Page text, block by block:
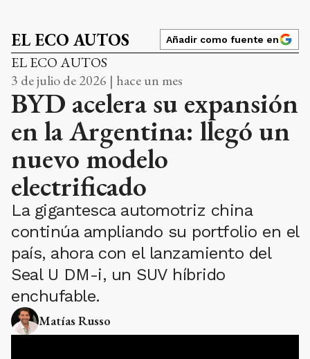
EL ECO AUTOS Añadir como fuente en
EL ECO AUTOS
3 de julio de 2026 | hace un mes
BYD acelera su expansión
en la Argentina: llegó un
nuevo modelo
electrificado
La gigantesca automotriz china
continúa ampliando su portfolio en el
país, ahora con el lanzamiento del
Seal U DM-i, un SUV híbrido
enchufable.
Matías Russo